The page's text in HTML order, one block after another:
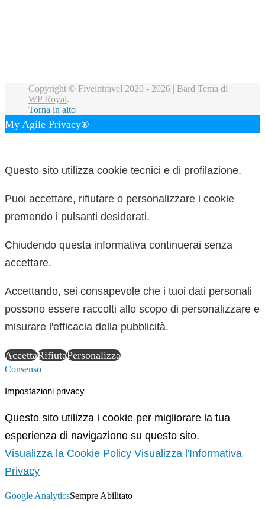
Copyright © Fiveintravel 2020 - 2026 | Bard Tema di
WP Royal.
Torna in alto
My Agile Privacy®
Questo sito utilizza cookie tecnici e di profilazione.
Puoi accettare, rifiutare o personalizzare i cookie
premendo i pulsanti desiderati.
Chiudendo questa informativa continuerai senza
accettare.
Accettando, sei consapevole che i tuoi dati personali
possono essere raccolti allo scopo di personalizzare e
misurare l'efficacia della pubblicità.
AccettaRifiutaPersonalizza
Consenso
Impostazioni privacy
Questo sito utilizza i cookie per migliorare la tua
esperienza di navigazione su questo sito.
Visualizza la Cookie Policy Visualizza l'Informativa
Privacy
Google AnalyticsSempre Abilitato